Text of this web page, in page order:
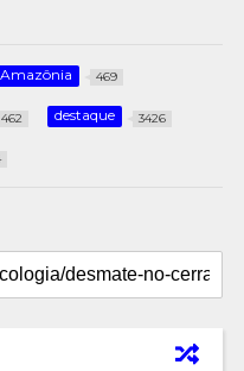
Amazônia 469
462 destaque 3426